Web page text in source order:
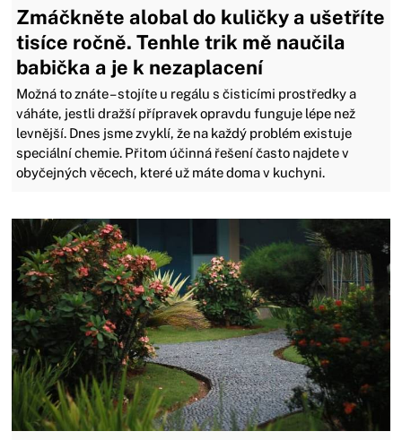
Zmáčkněte alobal do kuličky a ušetříte
tisíce ročně. Tenhle trik mě naučila
babička a je k nezaplacení
Možná to znáte – stojíte u regálu s čisticími prostředky a
váháte, jestli dražší přípravek opravdu funguje lépe než
levnější. Dnes jsme zvyklí, že na každý problém existuje
speciální chemie. Přitom účinná řešení často najdete v
obyčejných věcech, které už máte doma v kuchyni.